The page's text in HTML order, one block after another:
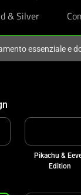
& Silver
essenziale e
Pikachu &
Edition